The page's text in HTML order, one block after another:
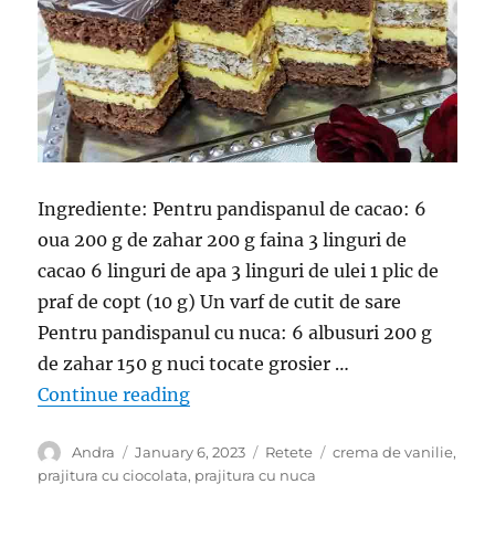
Ingrediente: Pentru pandispanul de cacao: 6
oua 200 g de zahar 200 g faina 3 linguri de
cacao 6 linguri de apa 3 linguri de ulei 1 plic de
praf de copt (10 g) Un varf de cutit de sare
Pentru pandispanul cu nuca: 6 albusuri 200 g
de zahar 150 g nuci tocate grosier …
Continue reading“Prajitura Regina Maria- Blatul
Author
Andra
Posted
on
January 6, 2023 Categories
Retete Tags
crema de vanilie,
prajitura cu ciocolata, prajitura cu nuca